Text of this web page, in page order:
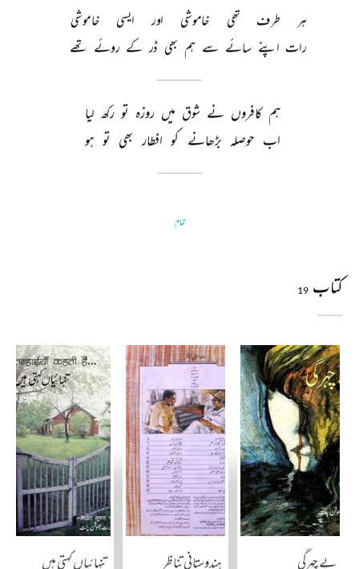
ہر طرف تھی خاموشی اور ایسی
خاموشی
رات اپنے سائے سے ہم بھی ڈر کے روئے تھے
ہم کافروں نے شوق میں روزہ تو رکھ لیا
اب حوصلہ بڑھانے کو افطار بھی تو ہو
تمام
کتاب 19